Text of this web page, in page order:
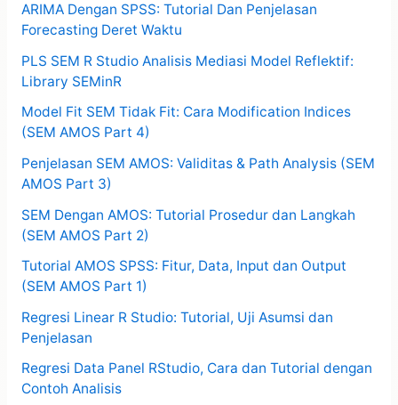
ARIMA Dengan SPSS: Tutorial Dan Penjelasan
Forecasting Deret Waktu
PLS SEM R Studio Analisis Mediasi Model Reflektif:
Library SEMinR
Model Fit SEM Tidak Fit: Cara Modification Indices
(SEM AMOS Part 4)
Penjelasan SEM AMOS: Validitas & Path Analysis (SEM
AMOS Part 3)
SEM Dengan AMOS: Tutorial Prosedur dan Langkah
(SEM AMOS Part 2)
Tutorial AMOS SPSS: Fitur, Data, Input dan Output
(SEM AMOS Part 1)
Regresi Linear R Studio: Tutorial, Uji Asumsi dan
Penjelasan
Regresi Data Panel RStudio, Cara dan Tutorial dengan
Contoh Analisis